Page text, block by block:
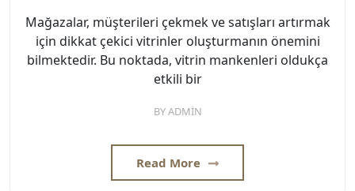
Mağazalar, müşterileri çekmek ve satışları artırmak
için dikkat çekici vitrinler oluşturmanın önemini
bilmektedir. Bu noktada, vitrin mankenleri oldukça
etkili bir
BYADMIN
Read More